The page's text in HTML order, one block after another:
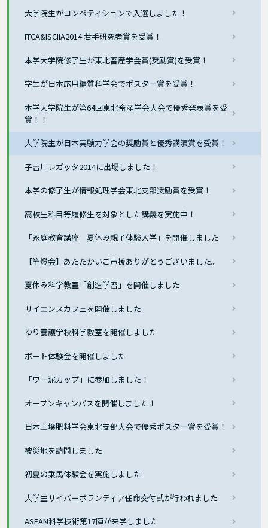
大学院生がコンペティションで入選しました！
ITCA&ISCIIA2014 若手研究者賞を受賞！
本学大学院修了生が東北畜産学会賞(奨励賞)を受賞！
学生が日本応用糖質科学会でポスター賞を受賞！
本学大学院生が第64回東北畜産学会大会で優秀発表賞を受
賞！！
大学院生が日本実験力学会の奨励賞と優秀講演賞を受賞！
子吉川レガッタ2014に出場しました！
本学の修了生が情報処理学会東北支部奨励賞を受賞！
高校生科目等履修生を対象とした講義を実施中！
「家庭教育講座 夏休み親子体験入学」を開催しました
【竿燈会】あたたかいご声援ありがとうございました。
夏休み科学教室「創造学習」を開催しました
サイエンスカフェを開催しました
ゆり養護学校科学教室を開催しました
ボート体験会を開催しました
「ワー泥カップ」に参加しました！
オープンキャンパスを開催しました！
日本土壌肥料学会東北支部大会で優秀ポスター賞を受賞！
被災地を訪問しました
初夏の乗馬体験会を実施しました
大学生サイバーボランティア任命交付式が行われました
ASEAN科学技術第17陣が来学しました